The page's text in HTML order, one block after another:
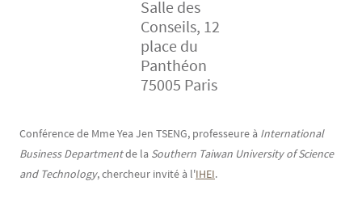
Salle des
Conseils, 12
place du
Panthéon
75005 Paris
Contenu
Texte
Conférence de Mme Yea Jen TSENG, professeure à International
Business Departmentde la Southern Taiwan University of Science
and Technology, chercheur invité à l'IHEI.